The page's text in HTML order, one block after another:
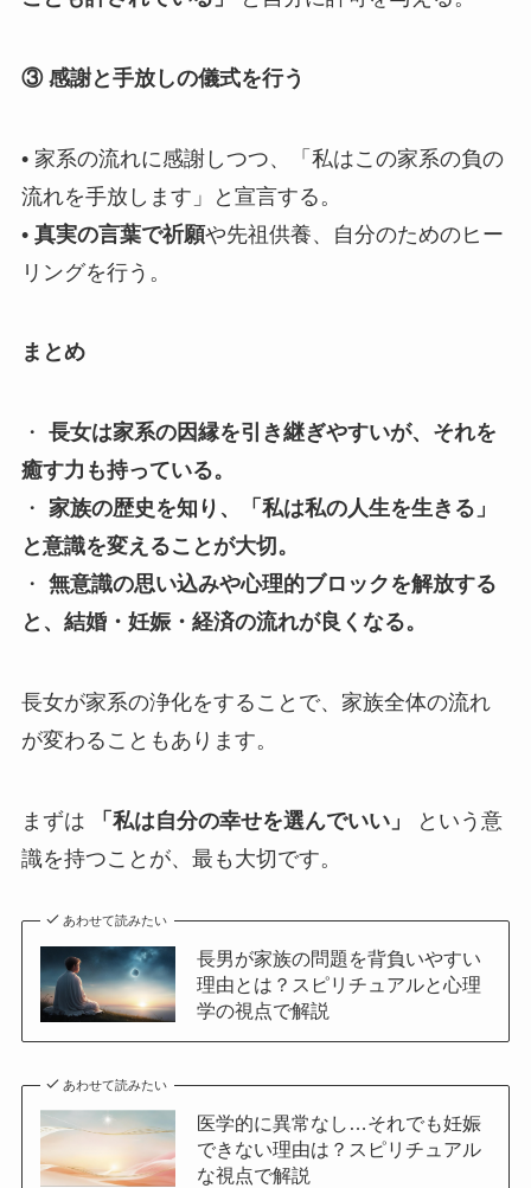
③ 感謝と手放しの儀式を行う
• 家系の流れに感謝しつつ、「私はこの家系の負の
流れを手放します」と宣言する。
• 真実の言葉で祈願や先祖供養、自分のためのヒー
リングを行う。
まとめ
・ 長女は家系の因縁を引き継ぎやすいが、それを
癒す力も持っている。
・ 家族の歴史を知り、「私は私の人生を生きる」
と意識を変えることが大切。
・ 無意識の思い込みや心理的ブロックを解放する
と、結婚・妊娠・経済の流れが良くなる。
長女が家系の浄化をすることで、家族全体の流れ
が変わることもあります。
まずは 「私は自分の幸せを選んでいい」
という意
識を持つことが、最も大切です。
あわせて読みたい
長男が家族の問題を背負いやすい
理由とは？スピリチュアルと心理
学の視点で解説
あわせて読みたい
医学的に異常なし…それでも妊娠
できない理由は？スピリチュアル
な視点で解説